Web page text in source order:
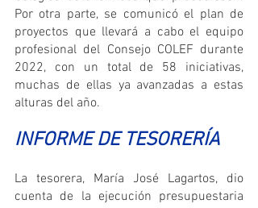
Por otra parte, se comunicó el plan de
proyectos que llevará a cabo el equipo
profesional del Consejo COLEF durante
2022, con un total de 58 iniciativas,
muchas de ellas ya avanzadas a estas
alturas del año.
INFORME DE TESORERÍA
La tesorera, María José Lagartos, dio
cuenta de la ejecución presupuestaria